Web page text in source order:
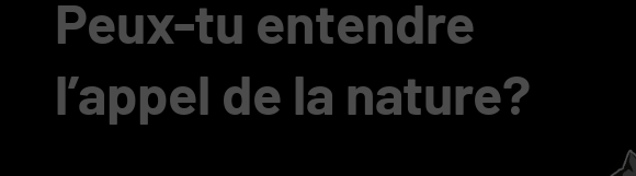
Peux-tu entendre
l’appel de la nature?